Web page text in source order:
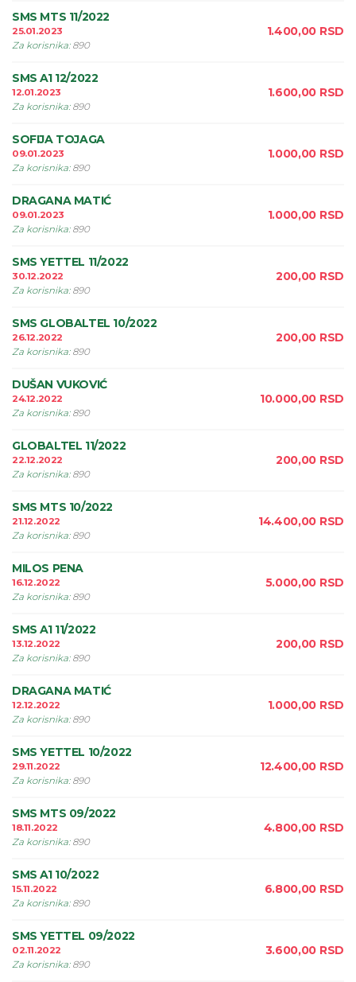
SMS MTS 11/2022
25.01.2023
Za korisnika: 890
1.400,00 RSD
SMS A1 12/2022
12.01.2023
Za korisnika: 890
1.600,00 RSD
SOFIJA TOJAGA
09.01.2023
Za korisnika: 890
1.000,00 RSD
DRAGANA MATIĆ
09.01.2023
Za korisnika: 890
1.000,00 RSD
SMS YETTEL 11/2022
30.12.2022
Za korisnika: 890
200,00 RSD
SMS GLOBALTEL 10/2022
26.12.2022
Za korisnika: 890
200,00 RSD
DUŠAN VUKOVIĆ
24.12.2022
Za korisnika: 890
10.000,00 RSD
GLOBALTEL 11/2022
22.12.2022
Za korisnika: 890
200,00 RSD
SMS MTS 10/2022
21.12.2022
Za korisnika: 890
14.400,00 RSD
MILOS PENA
16.12.2022
Za korisnika: 890
5.000,00 RSD
SMS A1 11/2022
13.12.2022
Za korisnika: 890
200,00 RSD
DRAGANA MATIĆ
12.12.2022
Za korisnika: 890
1.000,00 RSD
SMS YETTEL 10/2022
29.11.2022
Za korisnika: 890
12.400,00 RSD
SMS MTS 09/2022
18.11.2022
Za korisnika: 890
4.800,00 RSD
SMS A1 10/2022
15.11.2022
Za korisnika: 890
6.800,00 RSD
SMS YETTEL 09/2022
02.11.2022
Za korisnika: 890
3.600,00 RSD